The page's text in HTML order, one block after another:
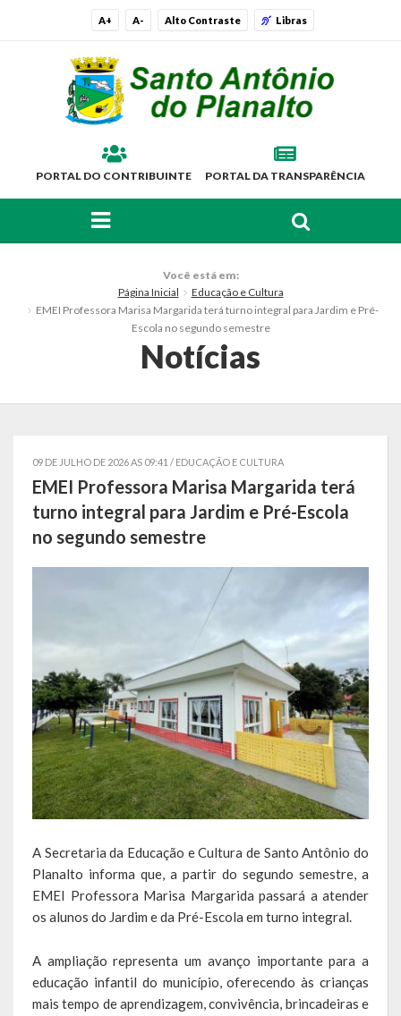
A+ A- Alto Contraste Libras
PORTAL DO CONTRIBUINTE PORTAL DA TRANSPARÊNCIA
Histórico
Administração
Administrações Anteriores
Secretarias
Saúde e Assistência Social
Desenvolvimento, Indústria, Comércio, Turismo, Trânsito e
Serviços Urbanos
Cultura e Turismo
Galeria de Fotos
Publicações
Conselhos Municipais
Planos
Você está em:
Página Inicial
Educação e Cultura
EMEI Professora Marisa Margarida terá turno integral para Jardim e Pré-
Escola no segundo semestre
Notícias
09 DE JULHO DE 2026 AS 09:41 / EDUCAÇÃO E CULTURA
EMEI Professora Marisa Margarida terá
turno integral para Jardim e Pré-Escola
no segundo semestre
A Secretaria da Educação e Cultura de Santo Antônio do
Planalto informa que, a partir do segundo semestre, a
EMEI Professora Marisa Margarida passará a atender
os alunos do Jardim e da Pré-Escola em turno integral.
A ampliação representa um avanço importante para a
educação infantil do município, oferecendo às crianças
mais tempo de aprendizagem, convivência, brincadeiras e